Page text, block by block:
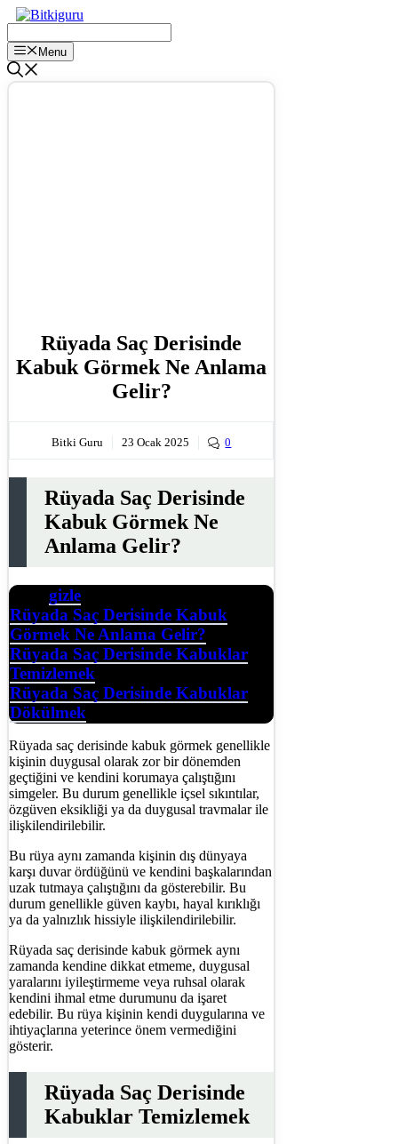
İçeriğe
Menu
Rüyada Saç Derisinde
Kabuk Görmek Ne Anlama
Gelir?
Bitki Guru 23 Ocak 2025 0
Rüyada Saç Derisinde
Kabuk Görmek Ne
Anlama Gelir?
İçerik
gizle
Rüyada Saç Derisinde Kabuk
Görmek Ne Anlama Gelir?
Rüyada Saç Derisinde Kabuklar
Temizlemek
Rüyada Saç Derisinde Kabuklar
Dökülmek
Rüyada saç derisinde kabuk görmek genellikle
kişinin duygusal olarak zor bir dönemden
geçtiğini ve kendini korumaya çalıştığını
simgeler. Bu durum genellikle içsel sıkıntılar,
özgüven eksikliği ya da duygusal travmalar ile
ilişkilendirilebilir.
Bu rüya aynı zamanda kişinin dış dünyaya
karşı duvar ördüğünü ve kendini başkalarından
uzak tutmaya çalıştığını da gösterebilir. Bu
durum genellikle güven kaybı, hayal kırıklığı
ya da yalnızlık hissiyle ilişkilendirilebilir.
Rüyada saç derisinde kabuk görmek aynı
zamanda kendine dikkat etmeme, duygusal
yaralarını iyileştirmeme veya ruhsal olarak
kendini ihmal etme durumunu da işaret
edebilir. Bu rüya kişinin kendi duygularına ve
ihtiyaçlarına yeterince önem vermediğini
gösterir.
Rüyada Saç Derisinde
Kabuklar Temizlemek